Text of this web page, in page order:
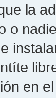
la
o
en